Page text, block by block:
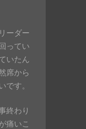
ーダー
ってい
いたん
席から
です。
終わり
痛いこ